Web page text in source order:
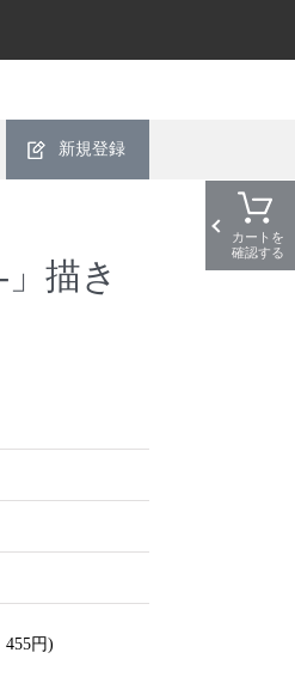
新規登録
描き
455円)
カートを
確認する